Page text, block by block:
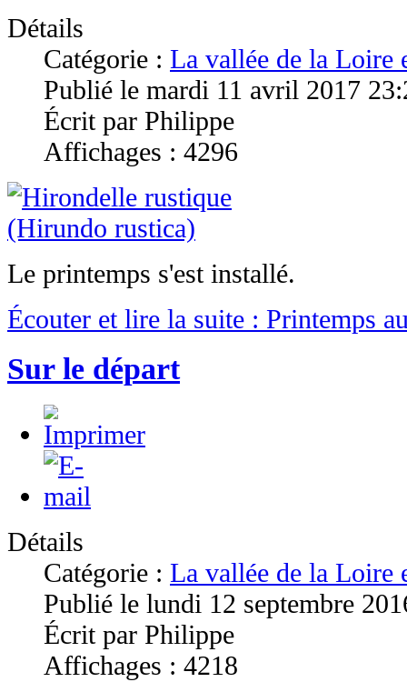
Détails
Catégorie : La vallée de la Loire
Publié le mardi 11 avril 2017
Écrit par Philippe
Affichages : 4296
Le printemps s'est installé.
Écouter et lire la suite : Printemps
Sur le départ
Détails
Catégorie : La vallée de la Loire
Publié le lundi 12 septembre
Écrit par Philippe
Affichages : 4218